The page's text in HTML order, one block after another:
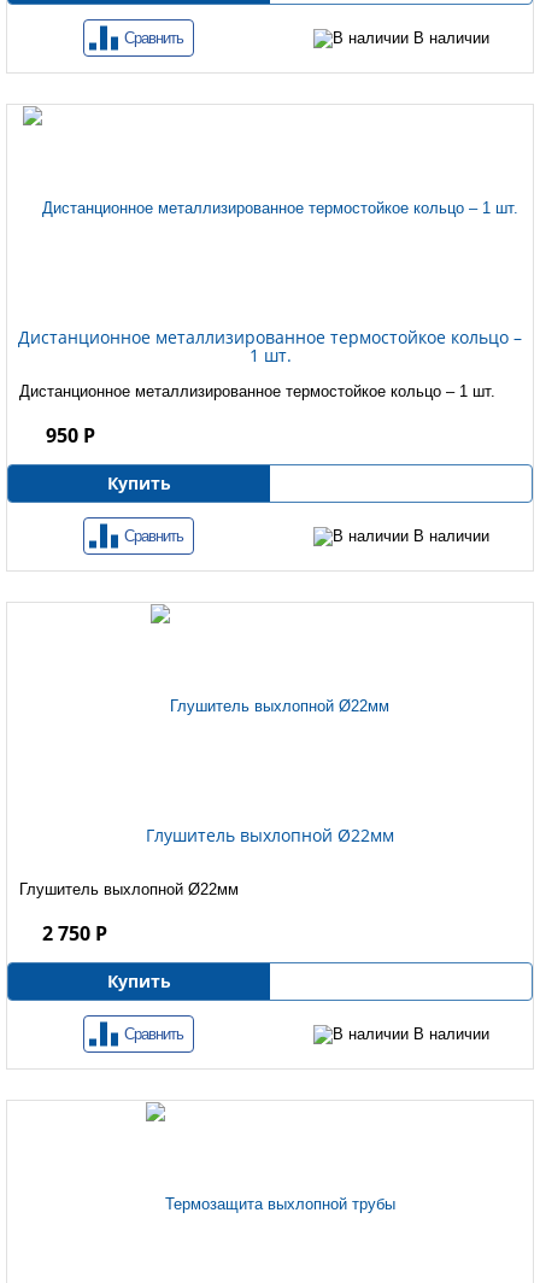
Сравнить В наличии
Дистанционное металлизированное термостойкое кольцо –
1 шт.
Дистанционное металлизированное термостойкое кольцо – 1 шт.
950 Р
Купить
Сравнить В наличии
Глушитель выхлопной Ø22мм
Глушитель выхлопной Ø22мм
2 750 Р
Купить
Сравнить В наличии